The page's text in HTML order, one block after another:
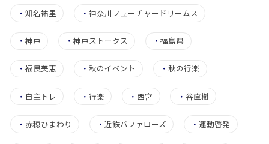
・ 知名祐里 ・神奈川フューチャードリームス
・ 神戸 ・神戸ストークス ・福島県
・ 福良美恵 ・秋のイベント ・秋の行楽
・ 自主トレ ・行楽 ・ 西宮 ・ 谷直樹
・ 赤穂ひまわり ・近鉄バファローズ ・運動啓発